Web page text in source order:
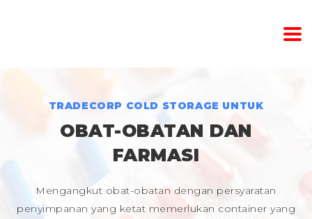
TRADECORP COLD STORAGE UNTUK
OBAT-OBATAN DAN
FARMASI
Mengangkut obat-obatan dengan persyaratan
penyimpanan yang ketat memerlukan container yang